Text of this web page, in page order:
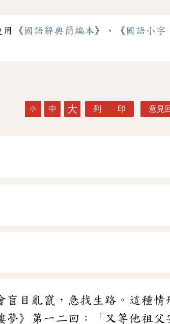
用《 國語辭典簡編本》、《 國語小字
小 中 大 列 印 意見
盲目亂竄，急找生路。這種情
夢》第一二回：「又等他祖父